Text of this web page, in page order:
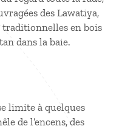
des Lawatiya,
traditionnelles en bois
dans la baie.
limite à quelques
de l’encens, des